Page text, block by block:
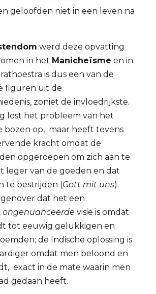
geloofden niet in een leven na
werd deze opvatting
in het Manicheïsme en in
is dus een van de
figuren uit de
zoniet de invloedrijkste.
lost het probleem van het
bozen op, maar heeft tevens
kracht omdat de
opgeroepen om zich aan te
leger van de goeden en dat
te bestrijden (Gott mit uns).
dat het een
ongenuanceerde visie is omdat
tot eeuwig gelukkigen en
de Indische oplossing is
omdat men beloond en
exact in de mate waarin men
gedaan heeft.